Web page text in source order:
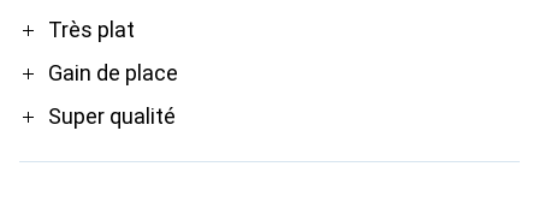
ProTrès plat
Gain de place
Super qualité